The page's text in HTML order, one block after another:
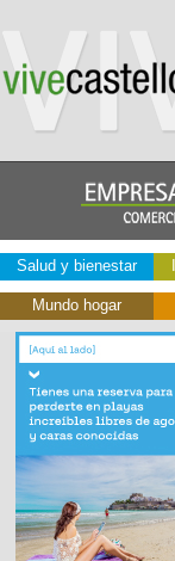
Salud y bienestar
Mundo hogar